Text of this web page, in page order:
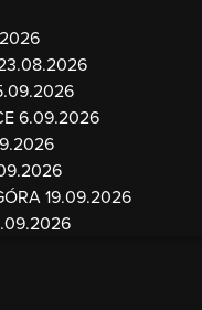
6.09.2026
19.09.2026